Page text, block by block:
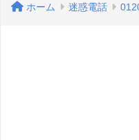
ホーム 迷惑電話